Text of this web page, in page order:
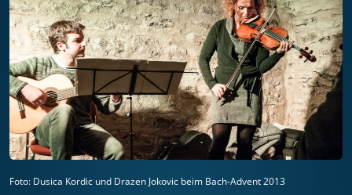
Foto: Dusica Kordic und Drazen Jokovic beim Bach-Advent 2013